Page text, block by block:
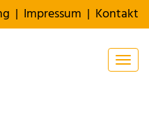
| Impressum | Kontakt